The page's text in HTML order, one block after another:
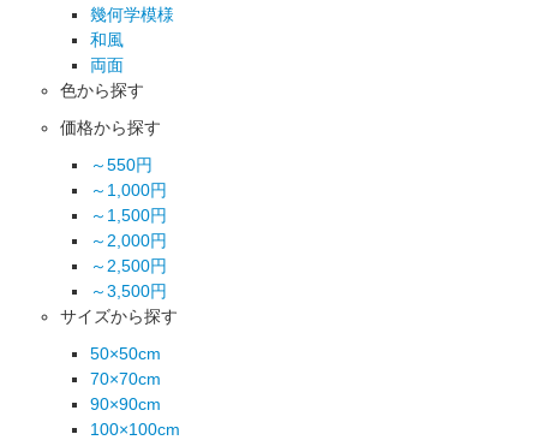
幾何学模様
和風
両面
色から探す
価格から探す
～550円
～1,000円
～1,500円
～2,000円
～2,500円
～3,500円
サイズから探す
50×50cm
70×70cm
90×90cm
100×100cm